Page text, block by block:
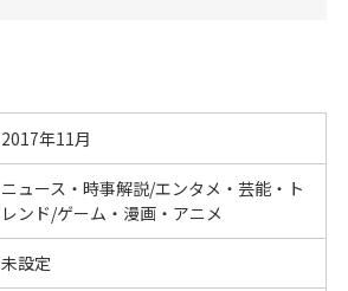
2017年11月
ニュース・時事解説/エンタメ・芸能・ト
レンド/ゲーム・漫画・アニメ
未設定